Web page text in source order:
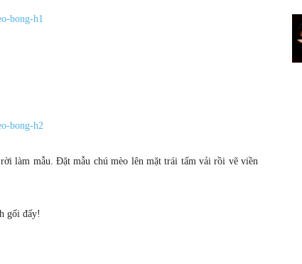
làm mẫu. Đặt mẫu chú mèo lên mặt trái tấm vải rồi vẽ viền
gối đấy!